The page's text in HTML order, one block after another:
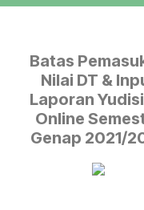
Batas
Nilai DT &
Laporan
Online
Genap 2021/